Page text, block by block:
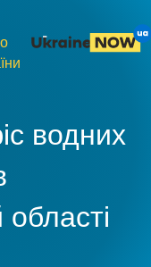
водних